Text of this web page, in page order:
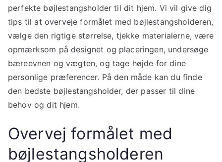
perfekte bøjlestangsholder til dit hjem. Vi vil give dig
tips til at overveje formålet med bøjlestangsholderen,
vælge den rigtige størrelse, tjekke materialerne, være
opmærksom på designet og placeringen, undersøge
bæreevnen og vægten, og tage højde for dine
personlige præferencer. På den måde kan du finde
den bedste bøjlestangsholder, der passer til dine
behov og dit hjem.
Overvej formålet med
bøjlestangsholderen